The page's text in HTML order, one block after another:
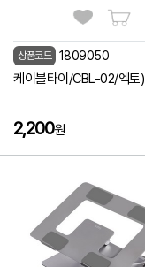
상품코드 1809050
케이블타이/CBL-02/엑토)
2,200원